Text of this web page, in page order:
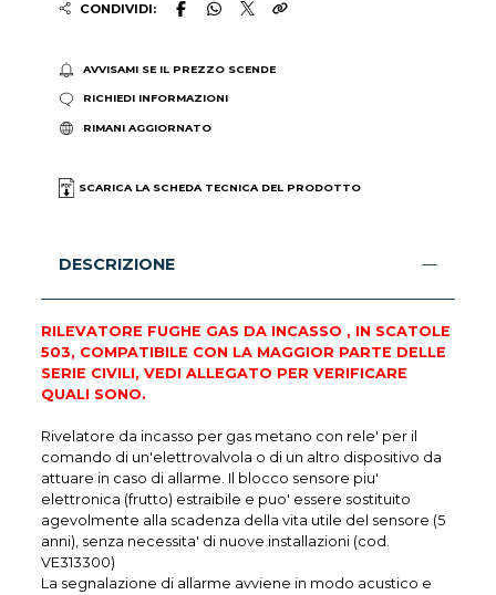
CONDIVIDI:
AVVISAMI SE IL PREZZO SCENDE
RICHIEDI INFORMAZIONI
RIMANI AGGIORNATO
SCARICA LA SCHEDA TECNICA DEL PRODOTTO
DESCRIZIONE
RILEVATORE FUGHE GAS DA INCASSO , IN SCATOLE
503, COMPATIBILE CON LA MAGGIOR PARTE DELLE
SERIE CIVILI, VEDI ALLEGATO PER VERIFICARE
QUALI SONO.
Rivelatore da incasso per gas metano con rele' per il
comando di un'elettrovalvola o di un altro dispositivo da
attuare in caso di allarme. Il blocco sensore piu'
elettronica (frutto) estraibile e puo' essere sostituito
agevolmente alla scadenza della vita utile del sensore (5
anni), senza necessita' di nuove installazioni (cod.
VE313300)
La segnalazione di allarme avviene in modo acustico e